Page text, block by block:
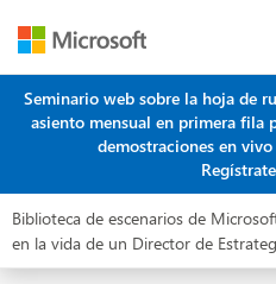
Seminario web sobre la hoja de
asiento mensual en primera fila
demostraciones en
Biblioteca de escenarios de
en la vida de un Director de